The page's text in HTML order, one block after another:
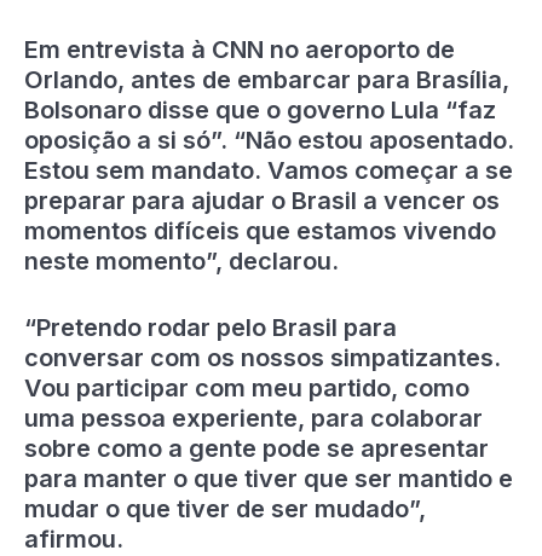
Em entrevista à CNN no aeroporto de
Orlando, antes de embarcar para Brasília,
Bolsonaro disse que o governo Lula “faz
oposição a si só”. “Não estou aposentado.
Estou sem mandato. Vamos começar a se
preparar para ajudar o Brasil a vencer os
momentos difíceis que estamos vivendo
neste momento”, declarou.
“Pretendo rodar pelo Brasil para
conversar com os nossos simpatizantes.
Vou participar com meu partido, como
uma pessoa experiente, para colaborar
sobre como a gente pode se apresentar
para manter o que tiver que ser mantido e
mudar o que tiver de ser mudado”,
afirmou.